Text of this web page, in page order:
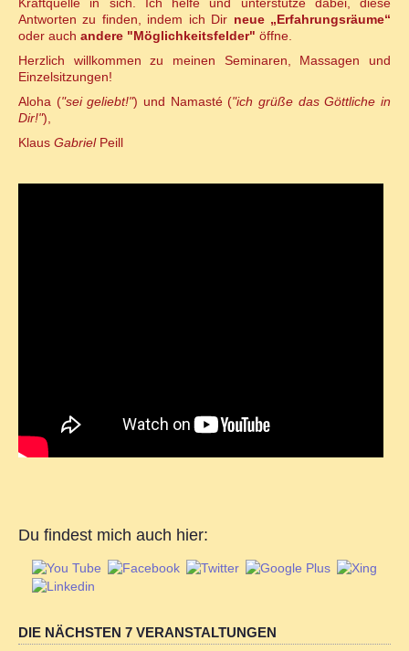
Antworten zu finden, indem ich Dir neue „Erfahrungsräume“
oder auch andere "Möglichkeitsfelder" öffne.
Herzlich willkommen zu meinen Seminaren, Massagen und
Einzelsitzungen!
Aloha ("sei geliebt!") und Namasté ("ich grüße das Göttliche in
Dir!"),
Klaus GabrielPeill
Du findest mich auch hier:
DIE NÄCHSTEN 7 VERANSTALTUNGEN